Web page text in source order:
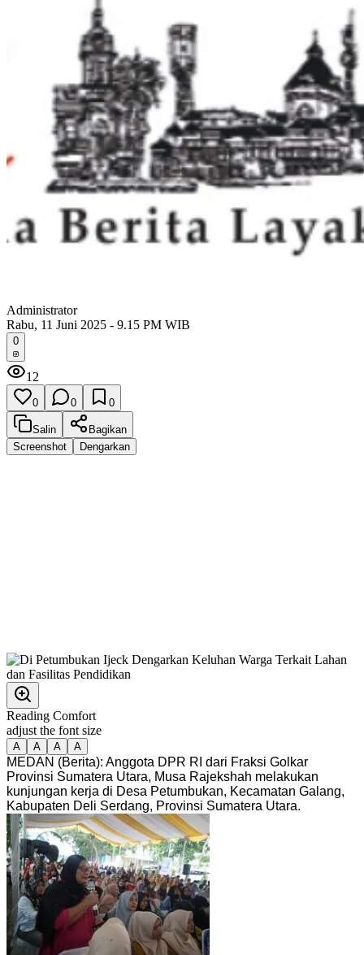
Administrator
Rabu, 11 Juni 2025 - 9.15 PM WIB
0
12
0 0 0
Salin
Bagikan
Screenshot
Dengarkan
Reading Comfort
adjust the font size
A A A A
MEDAN (Berita): Anggota DPR RI dari Fraksi Golkar
Provinsi Sumatera Utara, Musa Rajekshah melakukan
kunjungan kerja di Desa Petumbukan, Kecamatan Galang,
Kabupaten Deli Serdang, Provinsi Sumatera Utara.